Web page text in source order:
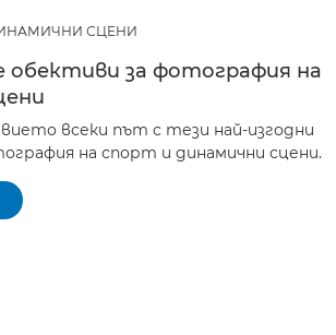
СЦЕНИ
обективи за фотография на
всеки път с тези най-изгодни
на спорт и динамични сцени.